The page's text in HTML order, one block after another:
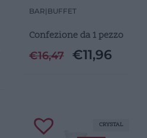
BAR| BUFFET
Confezione da 1 pezzo
€16,47 €11,96
CRYSTAL